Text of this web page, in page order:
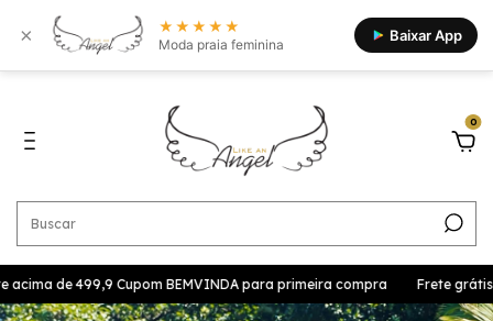
× ★★★★★
Moda praia feminina Baixar App
0
de 499,9 Cupom BEMVINDA para primeira compra Frete grátis